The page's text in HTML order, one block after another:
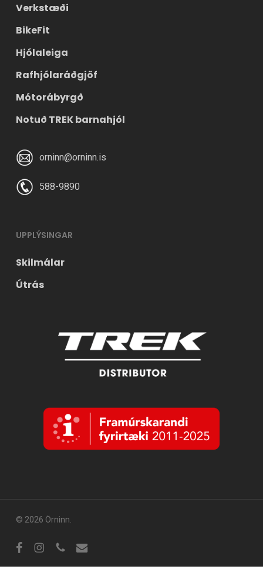
Verkstæði
BikeFit
Hjólaleiga
Rafhjólaráðgjöf
Mótorábyrgð
Notuð TREK barnahjól
orninn@orninn.is
588-9890
UPPLÝSINGAR
Skilmálar
Útrás
© 2026 Örninn.
FacebookInstagram
sími tölvupóstur